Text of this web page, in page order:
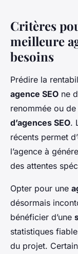
Critères
meilleure
besoins
Prédire la
agence SEO ne
renommée ou
d’agences SEO.
récents permet
l’agence à
des attentes
Opter pour une
désormais
bénéficier d’une
statistiques
du projet.